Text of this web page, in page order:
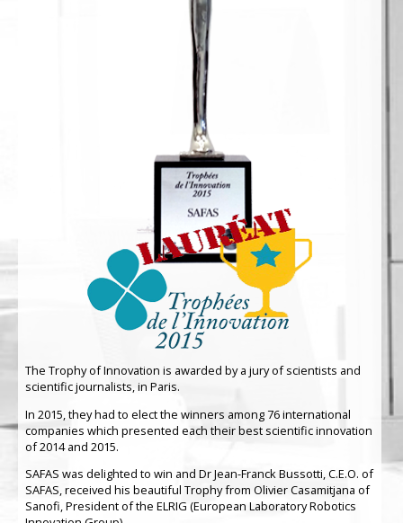
The Trophy of Innovation is awarded by a jury of scientists and
scientific journalists, in Paris.
In 2015, they had to elect the winners among 76 international
companies which presented each their best scientific innovation
of 2014 and 2015.
SAFAS was delighted to win and Dr Jean-Franck Bussotti, C.E.O. of
SAFAS, received his beautiful Trophy from Olivier Casamitjana of
Sanofi, President of the ELRIG (European Laboratory Robotics